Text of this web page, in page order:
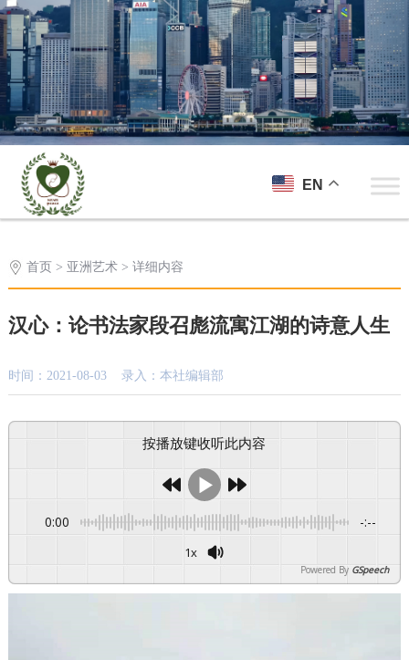
EN
首页 > 亚洲艺术> 详细内容
汉心：论书法家段召彪流寓江湖的诗意人生
时间：2021-08-03 录入：本社编辑部
按播放键收听此内容
0:00 -:--
1x
Powered By GSpeech